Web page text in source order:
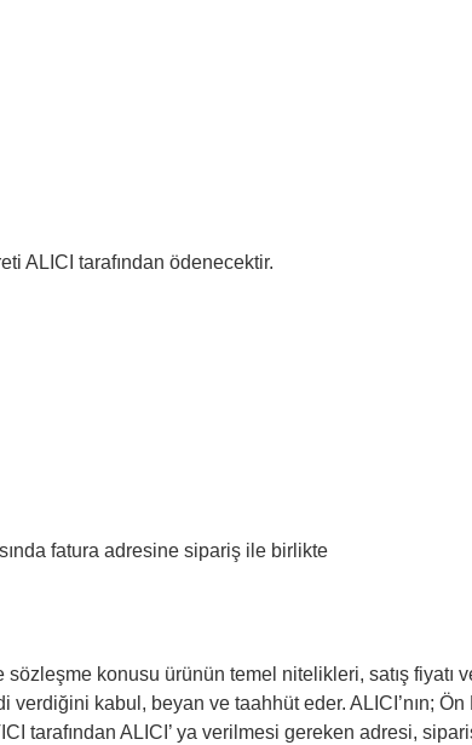
ALICI tarafından ödenecektir.
fatura adresine sipariş ile birlikte
sözleşme konusu ürünün temel nitelikleri, satış
kabul, beyan ve taahhüt eder. ALICI’nın;
tarafından ALICI’ ya verilmesi gereken adresi,